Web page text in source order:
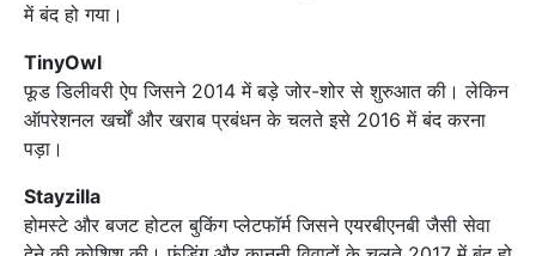
में बंद हो गया।
TinyOwl
फूड डिलीवरी ऐप जिसने 2014 में बड़े जोर-शोर से शुरुआत की। लेकिन
ऑपरेशनल खर्चों और खराब प्रबंधन के चलते इसे 2016 में बंद करना
पड़ा।
Stayzilla
होमस्टे और बजट होटल बुकिंग प्लेटफॉर्म जिसने एयरबीएनबी जैसी सेवा